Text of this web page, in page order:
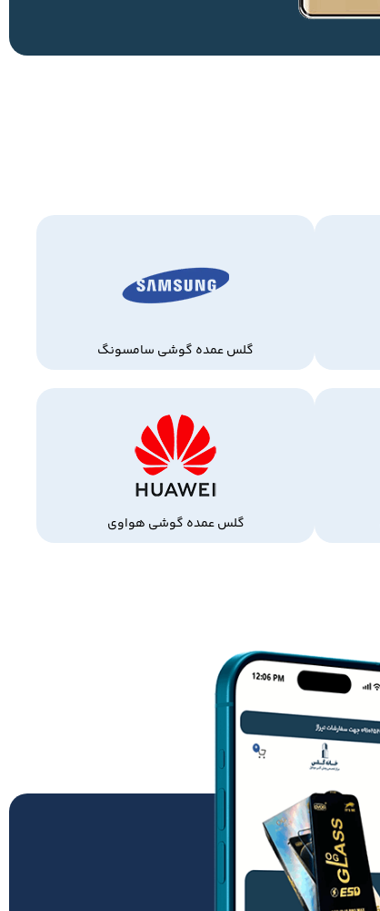
گلس عمده گوشی سامسونگ
گلس عمده گوشی هواوی